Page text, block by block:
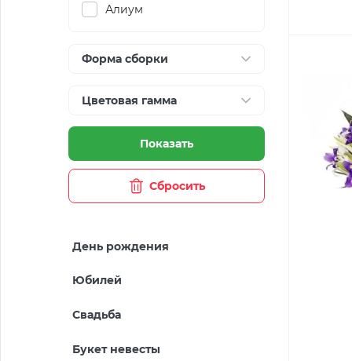
Алиум
Форма сборки
Цветовая гамма
Показать
Сбросить
День рождения
Юбилей
Свадьба
Букет невесты